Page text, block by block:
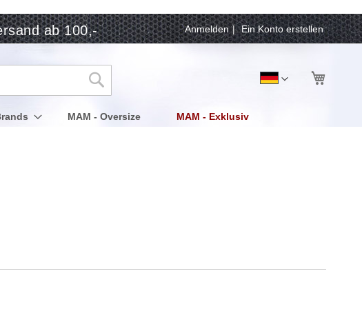
ab 100,- Anmelden Ein Konto erstellen
SpracheDeutsch
Suche
MAM - Oversize MAM - Exklusiv